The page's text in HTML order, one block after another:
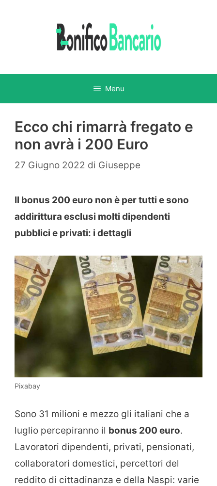
Menu
Ecco chi rimarrà fregato e
non avrà i 200 Euro
27 Giugno 2022 di Giuseppe
Il bonus 200 euro non è per tutti e sono
addirittura esclusi molti dipendenti
pubblici e privati: i dettagli
Pixabay
Sono 31 milioni e mezzo gli italiani che a
luglio percepiranno il bonus 200 euro.
Lavoratori dipendenti, privati, pensionati,
collaboratori domestici, percettori del
reddito di cittadinanza e della Naspi: varie